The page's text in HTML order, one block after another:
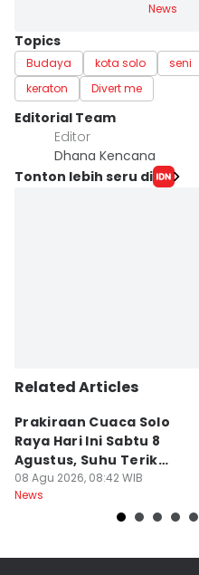
News
Topics
Budaya kota solo seni
keraton
Divert me
Editorial Team
Editor
Dhana Kencana
Tonton lebih seru di
Related Articles
Prakiraan Cuaca Solo
Raya Hari Ini Sabtu 8
Agustus, Suhu Terik
Capai 34 Derajat
08 Agu 2026, 08:42 WIB
News